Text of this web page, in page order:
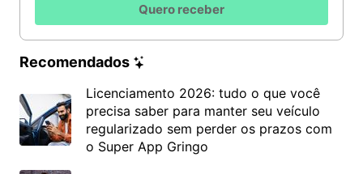
Quero receber
Recomendados
Licenciamento 2026: tudo o que você
precisa saber para manter seu veículo
regularizado sem perder os prazos com
o Super App Gringo